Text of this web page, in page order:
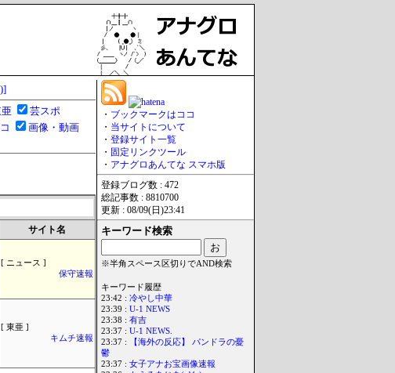
芸スポ
画像・動画
サイト名
[ ニュース ]
保守速報
[ 東亜 ]
キムチ速報
・ ブックマークはココ
・ 当サイトについて
・ 登録サイト一覧
・ 固定リンクツール
・ アナグロあんてな スマホ版
登録ブログ数 : 472
総記事数 : 8810700
更新 : 08/09(日)23:41
キーワード検索
※半角スペース区切りでAND検索
キーワード履歴
23:42 : 冷やし中華
23:39 : U-1 NEWS
23:38 : 有吉
23:37 : U-1 NEWS.
23:37 :
【海外の反応】 パンドラの憂
鬱
23:37 : 女子アナお宝画像速報